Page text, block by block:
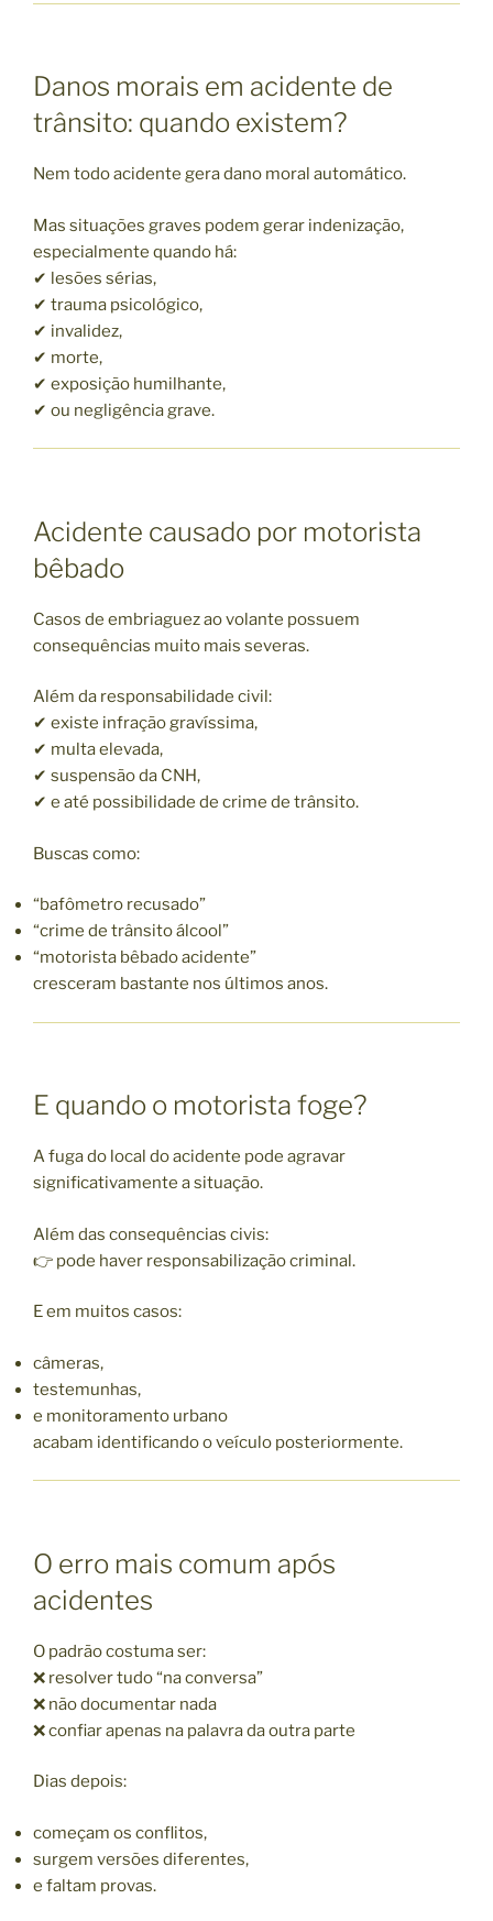
Danos morais em acidente de
trânsito: quando existem?
Nem todo acidente gera dano moral automático.
Mas situações graves podem gerar indenização,
especialmente quando há:
✔ lesões sérias,
✔ trauma psicológico,
✔ invalidez,
✔ morte,
✔ exposição humilhante,
✔ ou negligência grave.
Acidente causado por motorista
bêbado
Casos de embriaguez ao volante possuem
consequências muito mais severas.
Além da responsabilidade civil:
✔ existe infração gravíssima,
✔ multa elevada,
✔ suspensão da CNH,
✔ e até possibilidade de crime de trânsito.
Buscas como:
“bafômetro recusado”
“crime de trânsito álcool”
“motorista bêbado acidente”
cresceram bastante nos últimos anos.
E quando o motorista foge?
A fuga do local do acidente pode agravar
significativamente a situação.
Além das consequências civis:
👉 pode haver responsabilização criminal.
E em muitos casos:
câmeras,
testemunhas,
e monitoramento urbano
acabam identificando o veículo posteriormente.
O erro mais comum após
acidentes
O padrão costuma ser:
❌ resolver tudo “na conversa”
❌ não documentar nada
❌ confiar apenas na palavra da outra parte
Dias depois:
começam os conflitos,
surgem versões diferentes,
e faltam provas.